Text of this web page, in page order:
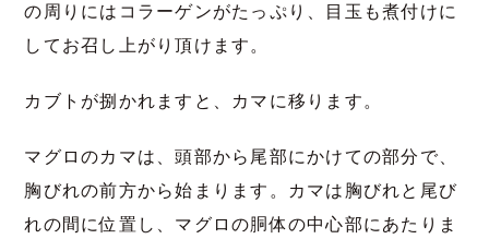
の周りにはコラーゲンがたっぷり、目玉も煮付けに
してお召し上がり頂けます。
カブトが捌かれますと、カマに移ります。
マグロのカマは、頭部から尾部にかけての部分で、
胸びれの前方から始まります。カマは胸びれと尾び
れの間に位置し、マグロの胴体の中心部にあたりま